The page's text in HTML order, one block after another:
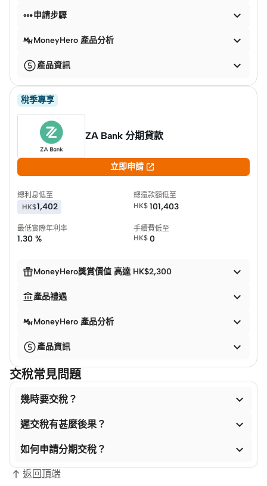
申請步驟 
MoneyHero 產品分析 
產品資訊 
稅季專享
ZA Bank 分期貸款
立即申請 
總利息低至
HK$1,402
總還款額低至
HK$ 101,403
最低實際年利率
1.30 %
手續費低至
HK$ 0
MoneyHero獎賞價值 高達 HK$2,300 
產品禮遇 
MoneyHero 產品分析 
產品資訊 
交稅常見問題
幾時要交稅？ 
遲交稅有甚麼後果？ 
如何申請分期交稅？ 
返回頂端